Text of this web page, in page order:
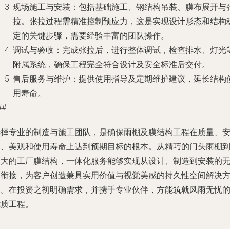
现场施工与安装 ：包括基础施工、钢结构吊装、膜布展开与
拉。张拉过程需精准控制预应力，这是实现设计形态和结构
定的关键步骤，需要经验丰富的团队操作。
调试与验收 ：完成张拉后，进行整体调试，检查排水、灯光
附属系统，确保工程完全符合设计及安全标准后交付。
售后服务与维护 ：提供使用指导及定期维护建议，延长结构
用寿命。
专业的制造与施工团队，是确保雨棚及膜结构工程在质量、安
美观和使用寿命上达到预期目标的根本。从精巧的门头雨棚到
的工厂膜结构，一体化服务能够实现从设计、制造到安装的无
接，为客户创造兼具实用价值与视觉美感的持久性空间解决方
在投资之初明确需求，并携手专业伙伴，方能筑就风雨无忧的
工程。